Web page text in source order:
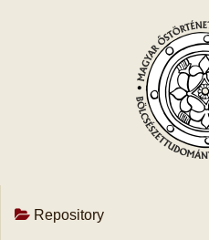
Repository